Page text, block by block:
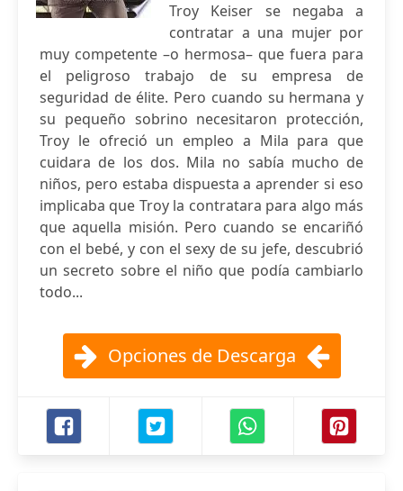
Troy Keiser se negaba a
contratar a una mujer por
muy competente –o hermosa– que fuera para
el peligroso trabajo de su empresa de
seguridad de élite. Pero cuando su hermana y
su pequeño sobrino necesitaron protección,
Troy le ofreció un empleo a Mila para que
cuidara de los dos. Mila no sabía mucho de
niños, pero estaba dispuesta a aprender si eso
implicaba que Troy la contratara para algo más
que aquella misión. Pero cuando se encariñó
con el bebé, y con el sexy de su jefe, descubrió
un secreto sobre el niño que podía cambiarlo
todo...
Opciones de Descarga